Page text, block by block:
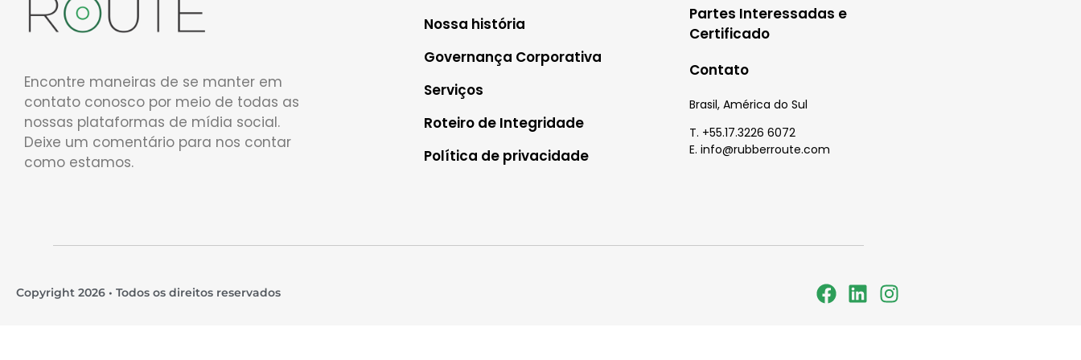
Encontre maneiras de se manter em
contato conosco por meio de todas as
nossas plataformas de mídia social.
Deixe um comentário para nos contar
como estamos.
Nossa história
Governança Corporativa
Serviços
Roteiro de Integridade
Política de privacidade
Partes Interessadas e
Certificado
Contato
Brasil, América do Sul
T. +55.17.3226 6072
E. info@rubberroute.com
Copyright 2026 • Todos os direitos reservados​